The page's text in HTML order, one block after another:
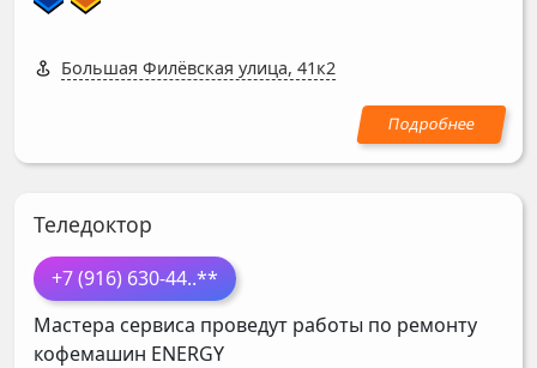
Большая Филёвская улица, 41к2
Теледоктор
+7 (916) 630-44..**
Мастера сервиса проведут работы по ремонту
кофемашин ENERGY